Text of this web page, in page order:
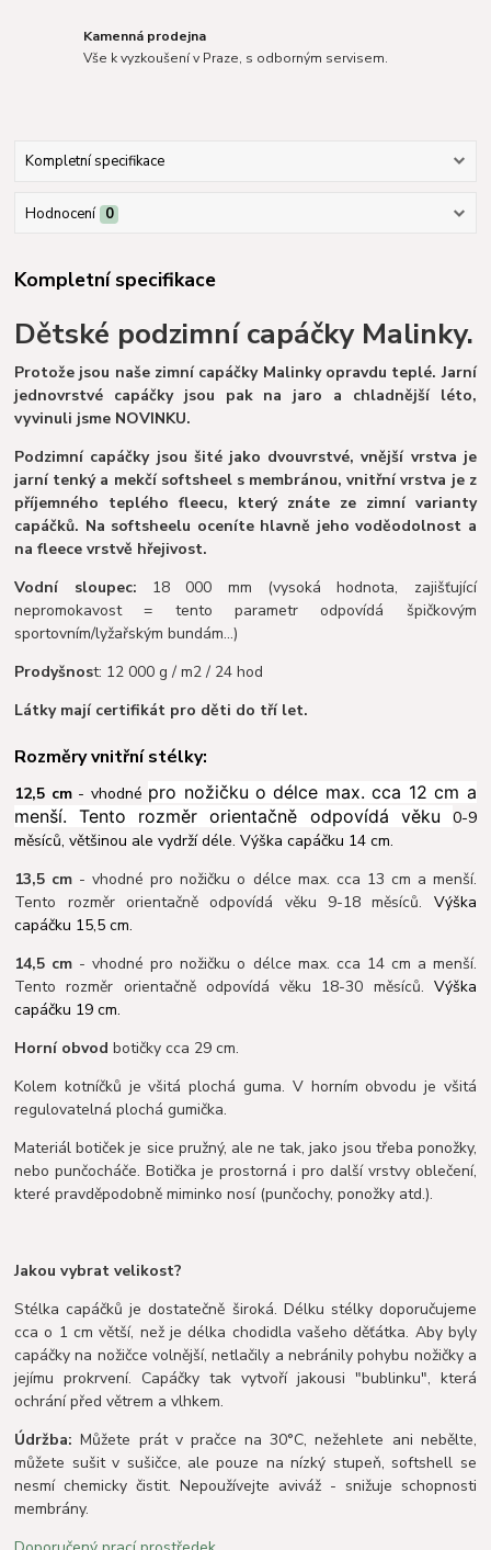
Kamenná prodejna
Vše k vyzkoušení v Praze, s odborným servisem.
Kompletní specifikace
Hodnocení 0
Kompletní specifikace
Dětské podzimní capáčky Malinky.
Protože jsou naše zimní capáčky Malinky opravdu teplé. Jarní
jednovrstvé capáčky jsou pak na jaro a chladnější léto,
vyvinuli jsme NOVINKU.
Podzimní capáčky jsou šité jako dvouvrstvé, vnější vrstva je
jarní tenký a mekčí softsheel s membránou, vnitřní vrstva je z
příjemného teplého fleecu, který znáte ze zimní varianty
capáčků. Na softsheelu oceníte hlavně jeho voděodolnost a
na fleece vrstvě hřejivost.
Vodní sloupec: 18 000 mm (vysoká hodnota, zajišťující
nepromokavost = tento parametr odpovídá špičkovým
sportovním/lyžařským bundám…)
Prodyšnost: 12 000 g / m2 / 24 hod
Látky mají certifikát pro děti do tří let.
Rozměry vnitřní stélky:
12,5 cm - vhodné pro nožičku o délce max. cca 12 cm a
menší. Tento rozměr orientačně odpovídá věku 0-9
měsíců, většinou ale vydrží déle. Výška capáčku 14 cm.
13,5 cm - vhodné pro nožičku o délce max. cca 13 cm a menší.
Tento rozměr orientačně odpovídá věku 9-18 měsíců. Výška
capáčku 15,5 cm.
14,5 cm - vhodné pro nožičku o délce max. cca 14 cm a menší.
Tento rozměr orientačně odpovídá věku 18-30 měsíců. Výška
capáčku 19 cm.
Horní obvod botičky cca 29 cm.
Kolem kotníčků je všitá plochá guma. V horním obvodu je všitá
regulovatelná plochá gumička.
Materiál botiček je sice pružný, ale ne tak, jako jsou třeba ponožky,
nebo punčocháče. Botička je prostorná i pro další vrstvy oblečení,
které pravděpodobně miminko nosí (punčochy, ponožky atd.).
Jakou vybrat velikost?
Stélka capáčků je dostatečně široká. Délku stélky doporučujeme
cca o 1 cm větší, než je délka chodidla vašeho děťátka. Aby byly
capáčky na nožičce volnější, netlačily a nebránily pohybu nožičky a
jejímu prokrvení. Capáčky tak vytvoří jakousi "bublinku", která
ochrání před větrem a vlhkem.
Údržba: Můžete prát v pračce na 30°C, nežehlete ani nebělte,
můžete sušit v sušičce, ale pouze na nízký stupeň, softshell se
nesmí chemicky čistit. Nepoužívejte aviváž - snižuje schopnosti
membrány.